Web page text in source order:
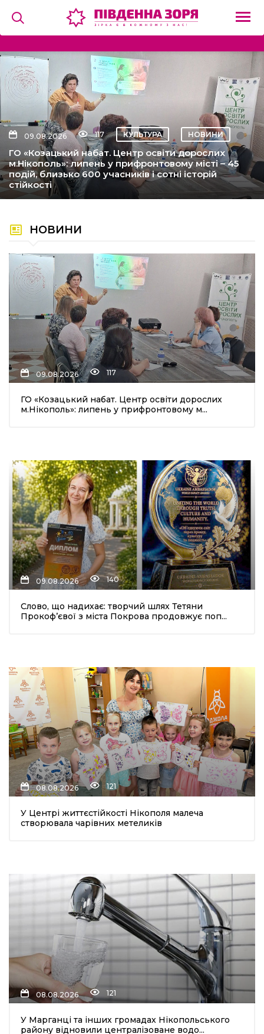
прогноз
09.08.2026 117 КУЛЬТУРА НОВИНИ
ГО «Козацький набат. Центр освіти дорослих
м.Нікополь»: липень у прифронтовому місті – 45
подій, близько 600 учасників і сотні історій
стійкості
НОВИНИ
09.08.2026 117
ГО «Козацький набат. Центр освіти дорослих
м.Нікополь»: липень у прифронтовому м...
09.08.2026 140
Слово, що надихає: творчий шлях Тетяни
Прокоф’євої з міста Покрова продовжує поп...
08.08.2026 121
У Центрі життєстійкості Нікополя малеча
створювала чарівних метеликів
08.08.2026 121
У Марганці та інших громадах Нікопольського
району відновили централізоване водо...